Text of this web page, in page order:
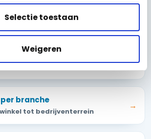
Selectie toestaan
Weigeren
tot oplevering, stap voor stap
alarmmerken →
branche
tot bedrijventerrein
→